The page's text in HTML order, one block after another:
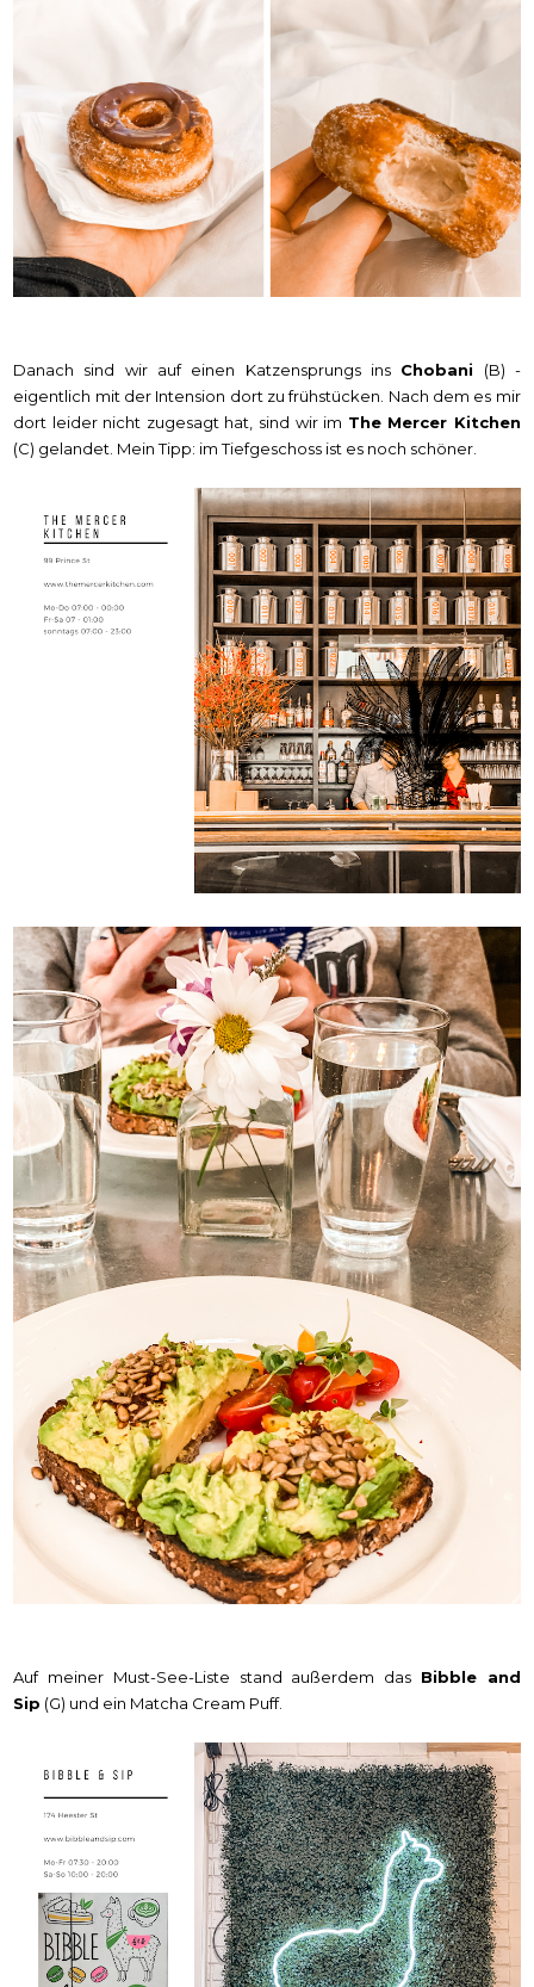
Danach sind wir auf einen Katzensprungs ins Chobani (B) -
eigentlich mit der Intension dort zu frühstücken. Nach dem es mir
dort leider nicht zugesagt hat, sind wir im The Mercer Kitchen
(C) gelandet. Mein Tipp: im Tiefgeschoss ist es noch schöner.
Auf meiner Must-See-Liste stand außerdem das Bibble and
Sip (G) und ein Matcha Cream Puff.